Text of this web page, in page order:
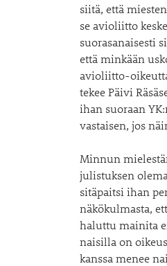
siitä, että
se avioliitto
suorasanaisesti
että minkään
avioliitto-
tekee Päivi
ihan suoraan
vastaisen, jos
Minnun
julistuksen
sitäpaitsi ihan
näkökulmasta,
haluttu mainita
naisilla on
kanssa menee